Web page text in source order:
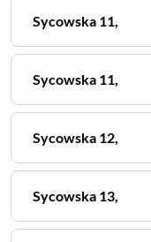
Sycowska 11,
Sycowska 11,
Sycowska 12,
Sycowska 13,